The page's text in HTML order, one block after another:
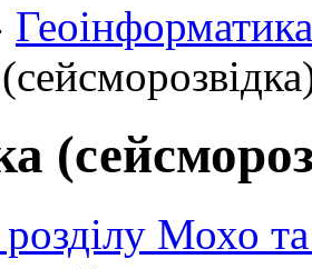
Геоінформатика
Мохо